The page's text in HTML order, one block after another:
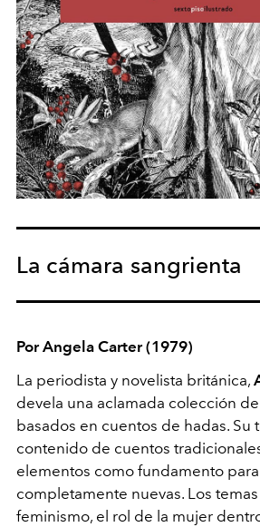
La cámara sangrienta
Por Angela Carter (1979)
La periodista y novelista británica,
devela una aclamada colección
basados en cuentos de hadas. Su
contenido de cuentos
elementos como fundamento
completamente nuevas. Los
feminismo, el rol de la mujer